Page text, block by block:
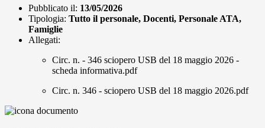
Pubblicato il: 13/05/2026
Tipologia: Tutto il personale, Docenti, Personale ATA,
Famiglie
Allegati:
Circ. n. - 346 sciopero USB del 18 maggio 2026 -
scheda informativa.pdf
Circ. n. 346 - sciopero USB del 18 maggio 2026.pdf